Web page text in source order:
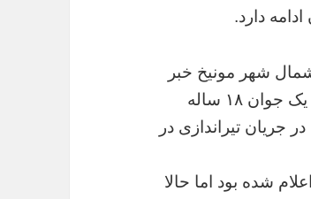
دارد.
شمال شهر مونیخ خبر
داده‌اند که بر اساس آخرین گزارش پلیس این شهر، مهاجم یک جوان ۱۸ ساله
جریان تیراندازی در
شده بود اما حالا